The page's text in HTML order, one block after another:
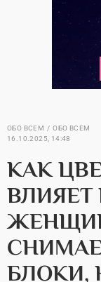
ОБО ВСЕМ
ОБО ВСЕМ
16.10.2025, 14:48
КАК
ВЛИЯЕТ
БЛОКИ,